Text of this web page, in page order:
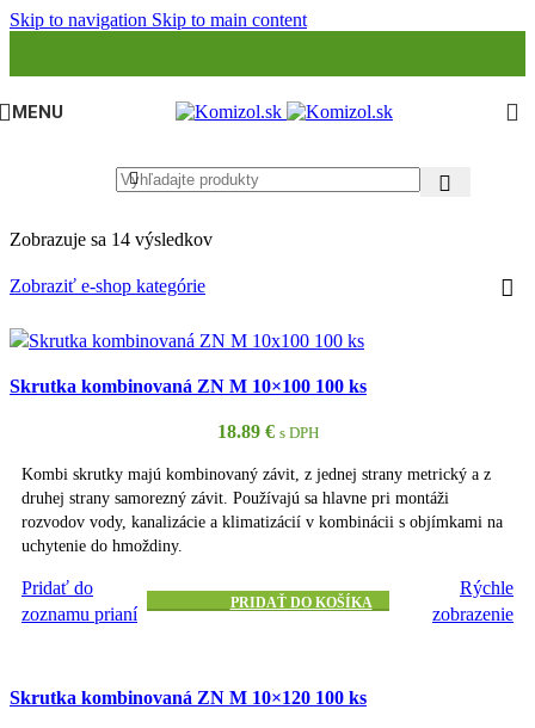
Skip to navigation Skip to main content
MENU
Zobrazuje sa 14 výsledkov
Zobraziť e-shop kategórie
Skrutka kombinovaná ZN M 10×100 100 ks
18.89 € s DPH
Kombi skrutky majú kombinovaný závit, z jednej strany metrický a z
druhej strany samorezný závit. Používajú sa hlavne pri montáži
rozvodov vody, kanalizácie a klimatizácií v kombinácii s objímkami na
uchytenie do hmoždiny.
Pridať do
zoznamu prianí
PRIDAŤ DO KOŠÍKA
Rýchle
zobrazenie
Skrutka kombinovaná ZN M 10×120 100 ks